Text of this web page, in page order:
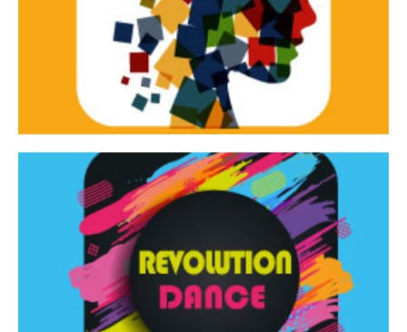
Tracce dinamiche
Tracce Dinamiche è una rassegna di teatro
d’innovazione e sperimentale.
Revolution Dance
Rassegna di danza contemporanea – I Edizione